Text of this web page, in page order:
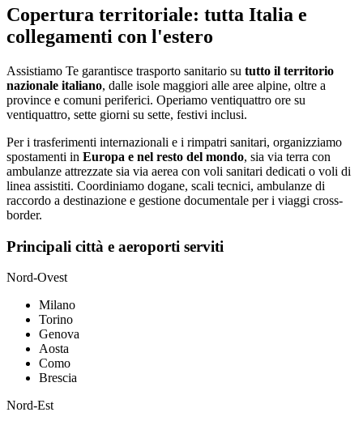
Copertura territoriale: tutta Italia e
collegamenti con l'estero
Assistiamo Te garantisce trasporto sanitario su tutto il territorio
nazionale italiano, dalle isole maggiori alle aree alpine, oltre a
province e comuni periferici. Operiamo ventiquattro ore su
ventiquattro, sette giorni su sette, festivi inclusi.
Per i trasferimenti internazionali e i rimpatri sanitari, organizziamo
spostamenti in Europa e nel resto del mondo, sia via terra con
ambulanze attrezzate sia via aerea con voli sanitari dedicati o voli di
linea assistiti. Coordiniamo dogane, scali tecnici, ambulanze di
raccordo a destinazione e gestione documentale per i viaggi cross-
border.
Principali città e aeroporti serviti
Nord-Ovest
Milano
Torino
Genova
Aosta
Como
Brescia
Nord-Est